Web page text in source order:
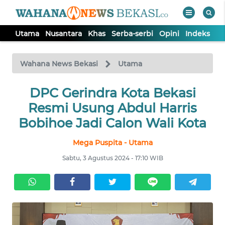
Utama Nusantara Khas Serba-serbi Opini Indeks
Wahana News Bekasi Utama
DPC Gerindra Kota Bekasi
Resmi Usung Abdul Harris
Bobihoe Jadi Calon Wali Kota
Mega Puspita - Utama
Sabtu, 3 Agustus 2024 - 17:10 WIB
TV
Tutup
UTAMA
NUSANTARA
SERBA-
SERBI
OPINI